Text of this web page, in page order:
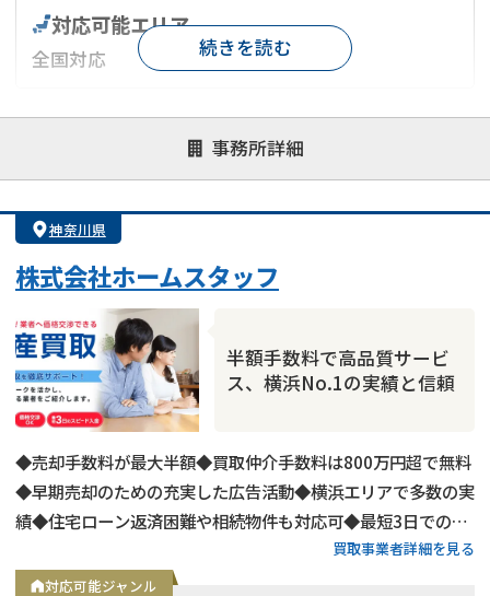
事務所詳細
対応可能エリア
全国対応
対応が親身 オンライン面談可能
レスポンスが早い
1億円以上の買取可
続きを読む
神奈川県
株式会社ホームスタッフ
半額手数料で高品質サービ
ス、横浜No.1の実績と信頼
◆売却手数料が最大半額◆買取仲介手数料は800万円超で無料
◆早期売却のための充実した広告活動◆横浜エリアで多数の実
績◆住宅ローン返済困難や相続物件も対応可◆最短3日での売
却も可能◆プロフェッショナルによる徹底サポート買取事業者詳細を見る
対応可能ジャンル